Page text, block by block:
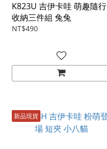
K823U 吉伊卡哇 萌趣隨行
收納三件組 兔兔
NT$490
新品現貨